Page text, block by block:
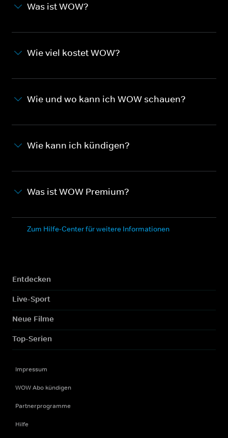
Was ist WOW?
Wie viel kostet WOW?
Wie und wo kann ich WOW schauen?
Wie kann ich kündigen?
Was ist WOW Premium?
Zum Hilfe-Center für weitere Informationen
Entdecken
Live-Sport
Neue Filme
Top-Serien
Impressum
WOW Abo kündigen
Partnerprogramme
Hilfe